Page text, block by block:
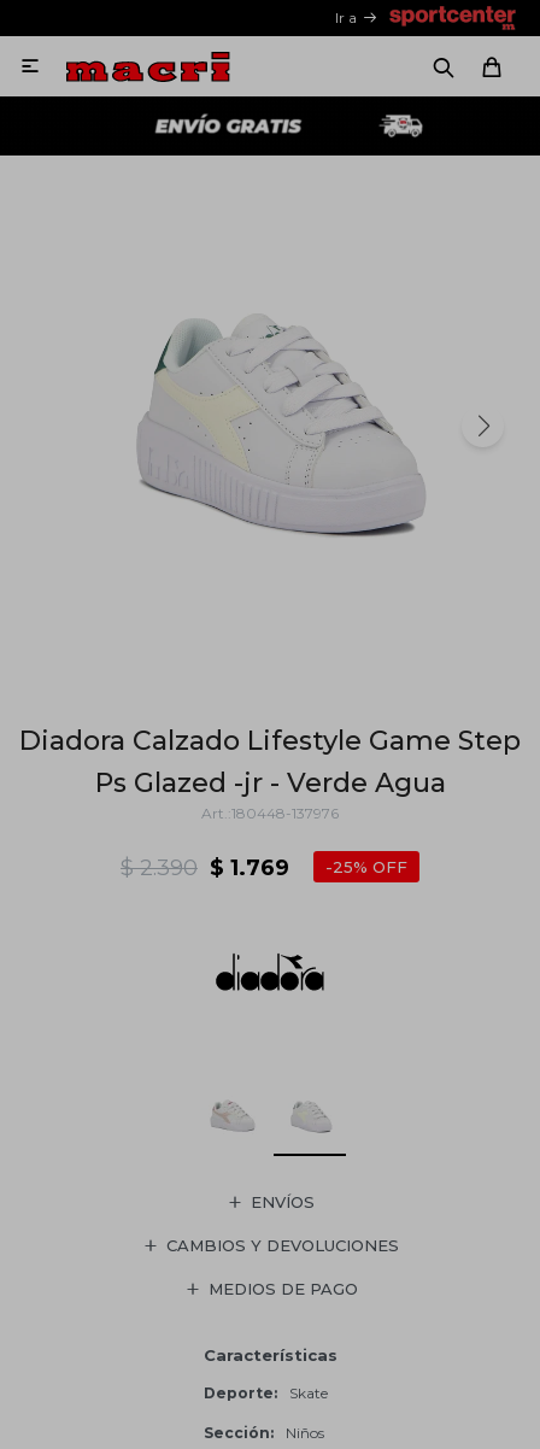
Ir a

Diadora Calzado Lifestyle Game Step
Ps Glazed -jr - Verde Agua
180448-137976
$ 1.769
$ 2.390 25
ENVÍOS
CAMBIOS Y DEVOLUCIONES
MEDIOS DE PAGO
Características
Deporte Skate
Sección Niños